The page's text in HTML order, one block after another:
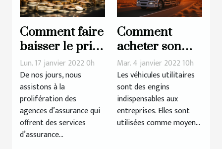
Comment faire
baisser le prix
de son
assurance auto
?
Lun. 17 janvier 2022 0h
De nos jours, nous
assistons à la
prolifération des
agences d’assurance qui
offrent des services
d’assurance...
Comment
acheter son
véhicule
utilitaire en
2022 ?
Mar. 4 janvier 2022 10h
Les véhicules utilitaires
sont des engins
indispensables aux
entreprises. Elles sont
utilisées comme moyen...